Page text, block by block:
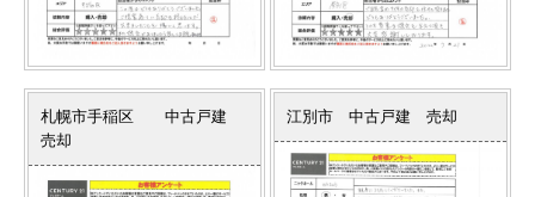
札幌市手稲区 中古戸建
売却
江別市 中古戸建 売却